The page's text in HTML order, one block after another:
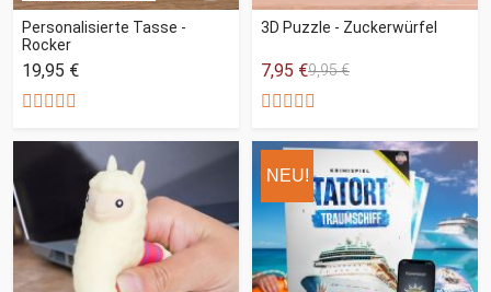
Personalisierte Tasse -
Rocker
19,95 €
3D Puzzle - Zuckerwürfel
7,95 €9,95 €
NEU!